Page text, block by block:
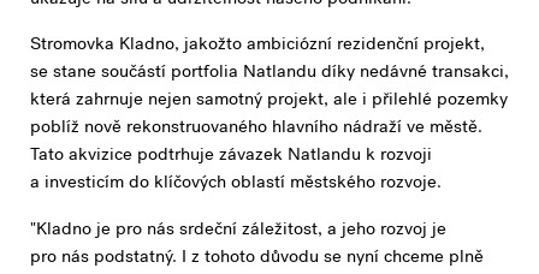
Stromovka Kladno, jakožto ambiciózní rezidenční projekt,
se stane součástí portfolia Natlandu díky nedávné transakci,
která zahrnuje nejen samotný projekt, ale i přilehlé pozemky
poblíž nově rekonstruovaného hlavního nádraží ve městě.
Tato akvizice podtrhuje závazek Natlandu k rozvoji
a investicím do klíčových oblastí městského rozvoje.
"Kladno je pro nás srdeční záležitost, a jeho rozvoj je
pro nás podstatný. I z tohoto důvodu se nyní chceme plně